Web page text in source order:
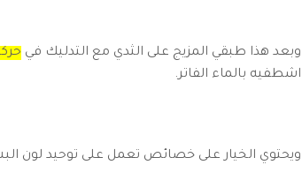
وبعد هذا طبقي المزيج على الثدي مع التدليك في
اشطفيه بالماء الفاتر.
ويحتوي الخيار على خصائص تعمل على توحيد لون